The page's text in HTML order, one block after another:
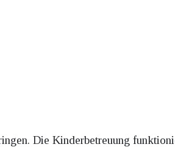
Die Kinderbetreuung